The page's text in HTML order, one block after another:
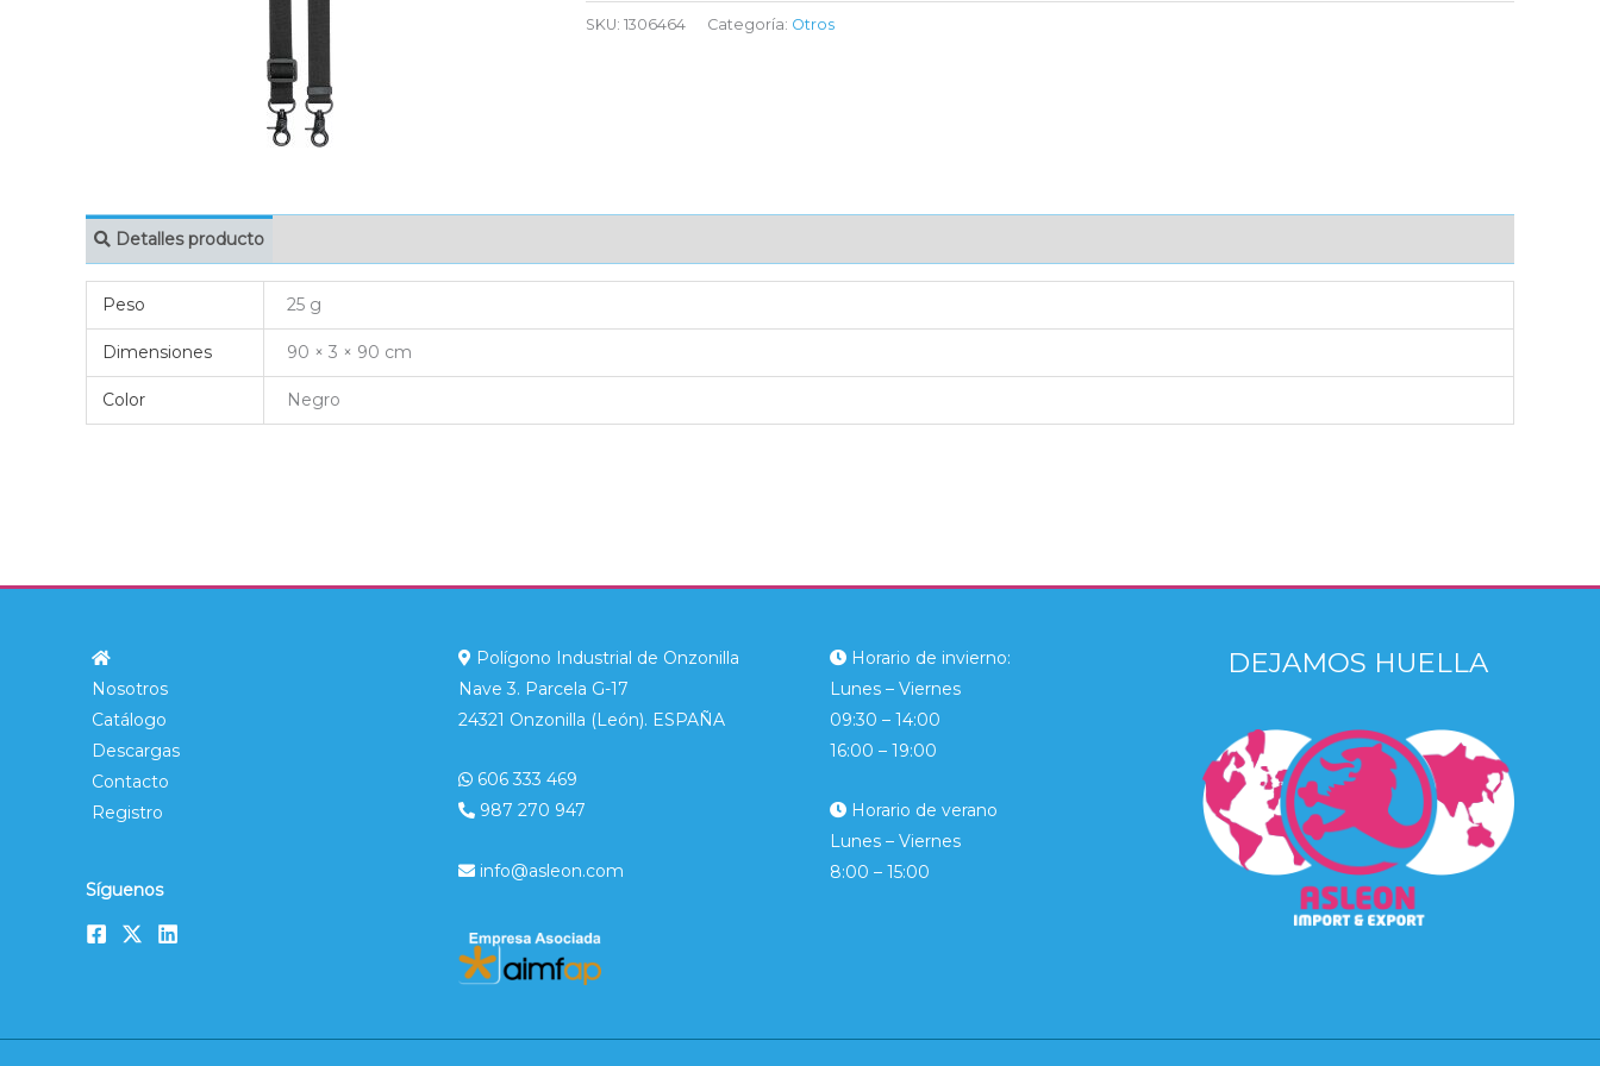
SKU: 1306464 Categoría: Otros
Detalles producto
Peso 25 g
Dimensiones 90 × 3 × 90 cm
Color Negro
Nosotros
Catálogo
Descargas
Contacto
Registro
Síguenos
Polígono Industrial de Onzonilla
Nave 3. Parcela G-17
24321 Onzonilla (León). ESPAÑA
606 333 469
987 270 947
info@asleon.com
Horario de invierno:
Lunes – Viernes
09:30 – 14:00
16:00 – 19:00
Horario de verano
Lunes – Viernes
8:00 – 15:00
DEJAMOS HUELLA